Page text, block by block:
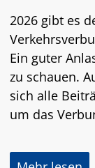
2026 gibt es
Ein guter
zu schauen.
sich alle
um das